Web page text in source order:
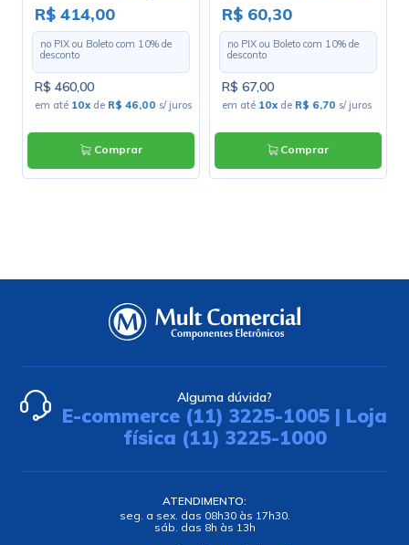
- ZJ04020
R$ 414,00
no PIX ou Boleto com 10% de
desconto
R$ 460,00
em até 10xde R$ 46,00 s/ juros
Comprar
203-1-10 - Largura 1,30m
- Preço por Metro
R$ 60,30
no PIX ou Boleto com 10% de
desconto
R$ 67,00
em até 10xde R$ 6,70 s/ juros
Comprar
Alguma dúvida?
E-commerce (11) 3225-1005 | Loja
física (11) 3225-1000
ATENDIMENTO:
seg. a sex. das 08h30 às 17h30.
sáb. das 8h às 13h